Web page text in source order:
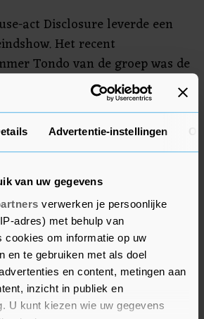
Advertentie-instellingen
van uw gegevens
verwerken je persoonlijke
adres) met behulp van
cookies om informatie op uw
en te gebruiken met als doel
en content, metingen aan
inzicht in publiek en
U kunt kiezen wie uw gegevens
act Disclosure leverde een
Het recent
Tondo van de groep was de
plaat van de speciale
Request. Andere veel
waren onder meer
Danny Vera, Ik **** Je Op
RECT.